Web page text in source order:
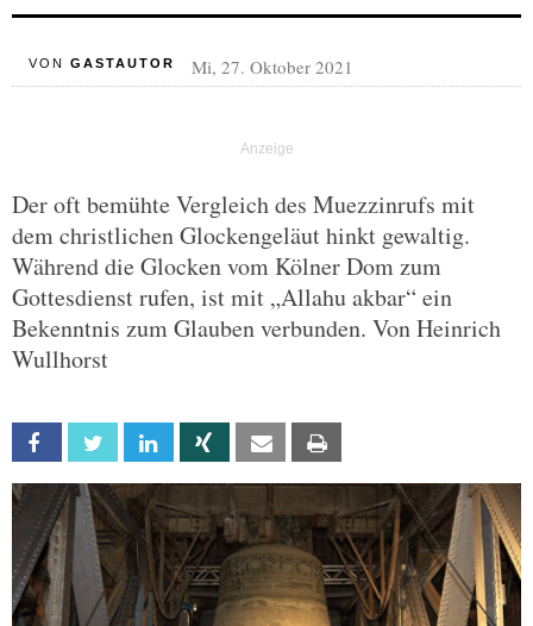
VON GASTAUTOR Mi, 27. Oktober 2021
Der oft bemühte Vergleich des Muezzinrufs mit
dem christlichen Glockengeläut hinkt gewaltig.
Während die Glocken vom Kölner Dom zum
Gottesdienst rufen, ist mit „Allahu akbar“ ein
Bekenntnis zum Glauben verbunden. Von Heinrich
Wullhorst
Facebook Twitter Linkedin Xing Email